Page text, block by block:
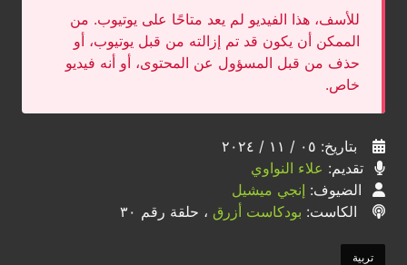
للأسف، هذا الفيديو لم يعد متاحًا على يوتيوب. من
الممكن أن يكون قد تم إزالته من قبل يوتيوب، أو
حذف من قبل المسؤول عن المحتوى، أو أنه فيديو
خاص.
بتاريخ: ٠٥ / ١١ / ٢٠٢٤
تقديم: علاء النواوي
الضيوف: إنجي ميشيل
الكاست: بودكاست أزرق ، حلقة رقم ٣٠
تربية